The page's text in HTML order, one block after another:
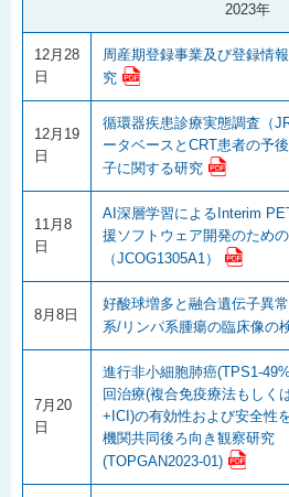
2023年
12月28
日
周産期登録事業及び登録情
究
12月19
日
循環器疾患診療実態調査（
ータベースとCRT患者の予
子に関する研究
11月8
日
AI深層学習によるInterim
援ソフトウェア開発のため
（JCOG1305A1）
8月8日
好酸球増多と融合遺伝子異
系/リンパ系腫瘍の臨床像の
7月20
日
進行非小細胞肺癌(TPS1-
回治療(複合免疫療法もしく
+ICI)の有効性および安全性
機関共同後ろ向き観察研究
(TOPGAN2023-01)